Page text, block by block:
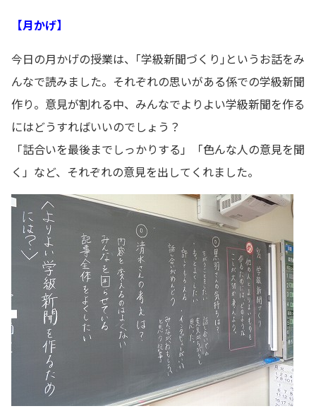
【月かげ】
今日の月かげの授業は、｢学級新聞づくり｣というお話をみ
んなで読みました。それぞれの思いがある係での学級新聞
作り。意見が割れる中、みんなでよりよい学級新聞を作る
にはどうすればいいのでしょう？
「話合いを最後までしっかりする」「色んな人の意見を聞
く」など、それぞれの意見を出してくれました。